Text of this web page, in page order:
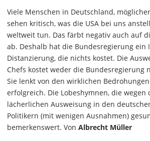
Viele Menschen in Deutschland,
sehen kritisch, was die USA bei uns
weltweit tun. Das färbt negativ auch auf
ab. Deshalb hat die Bundesregierung ein
Distanzierung, die nichts kostet. Die
Chefs kostet weder die Bundesregierung
Sie lenkt von den wirklichen
erfolgreich. Die Lobeshymnen, die wegen
lächerlichen Ausweisung in den
Politikern (mit wenigen Ausnahmen)
bemerkenswert. Von Albrecht Müller